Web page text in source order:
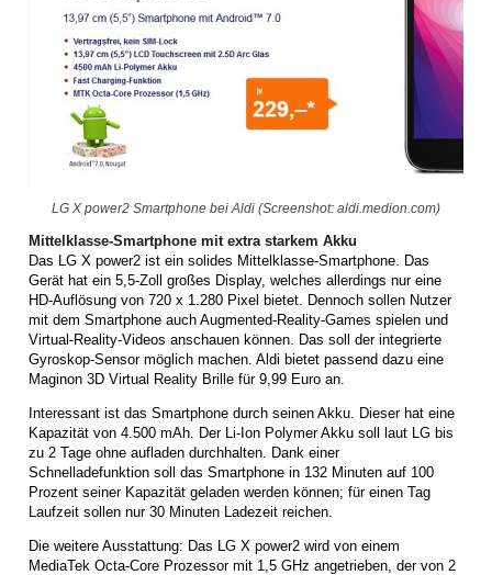
LG X power2 Smartphone bei Aldi (Screenshot: aldi.medion.com)
Mittelklasse-Smartphone mit extra starkem Akku
Das LG X power2 ist ein solides Mittelklasse-Smartphone. Das
Gerät hat ein 5,5-Zoll großes Display, welches allerdings nur eine
HD-Auflösung von 720 x 1.280 Pixel bietet. Dennoch sollen Nutzer
mit dem Smartphone auch Augmented-Reality-Games spielen und
Virtual-Reality-Videos anschauen können. Das soll der integrierte
Gyroskop-Sensor möglich machen. Aldi bietet passend dazu eine
Maginon 3D Virtual Reality Brille für 9,99 Euro an.
Interessant ist das Smartphone durch seinen Akku. Dieser hat eine
Kapazität von 4.500 mAh. Der Li-Ion Polymer Akku soll laut LG bis
zu 2 Tage ohne aufladen durchhalten. Dank einer
Schnelladefunktion soll das Smartphone in 132 Minuten auf 100
Prozent seiner Kapazität geladen werden können; für einen Tag
Laufzeit sollen nur 30 Minuten Ladezeit reichen.
Die weitere Ausstattung: Das LG X power2 wird von einem
MediaTek Octa-Core Prozessor mit 1,5 GHz angetrieben, der von 2